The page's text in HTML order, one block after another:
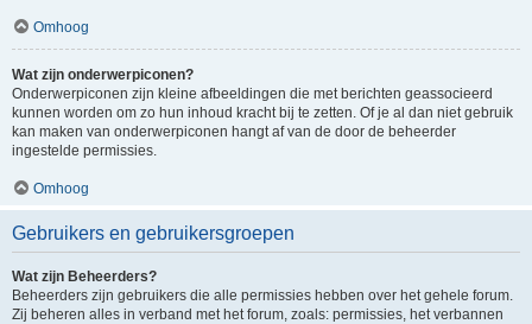
Omhoog
Wat zijn onderwerpiconen?
Onderwerpiconen zijn kleine afbeeldingen die met berichten geassocieerd
kunnen worden om zo hun inhoud kracht bij te zetten. Of je al dan niet gebruik
kan maken van onderwerpiconen hangt af van de door de beheerder
ingestelde permissies.
Omhoog
Gebruikers en gebruikersgroepen
Wat zijn Beheerders?
Beheerders zijn gebruikers die alle permissies hebben over het gehele forum.
Zij beheren alles in verband met het forum, zoals: permissies, het verbannen